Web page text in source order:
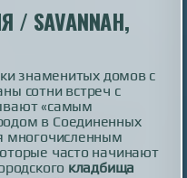
знаменитых домов с
сотни встреч с
«самым
в Соединенных
многочисленным
часто начинают
кладбища